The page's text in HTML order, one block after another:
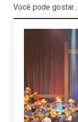
Você pode gostar...